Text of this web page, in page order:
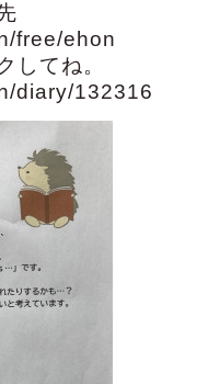
free/ehon
してね。
diary/132316